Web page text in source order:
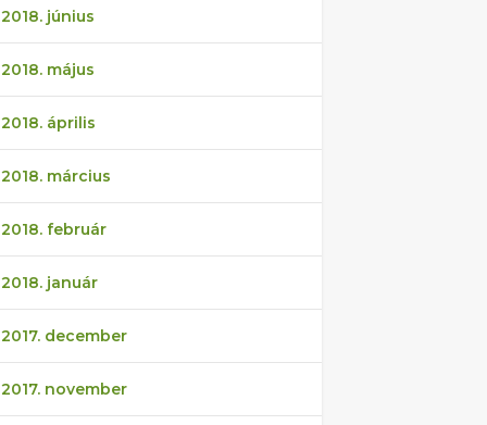
2018. június
2018. május
2018. április
2018. március
2018. február
2018. január
2017. december
2017. november